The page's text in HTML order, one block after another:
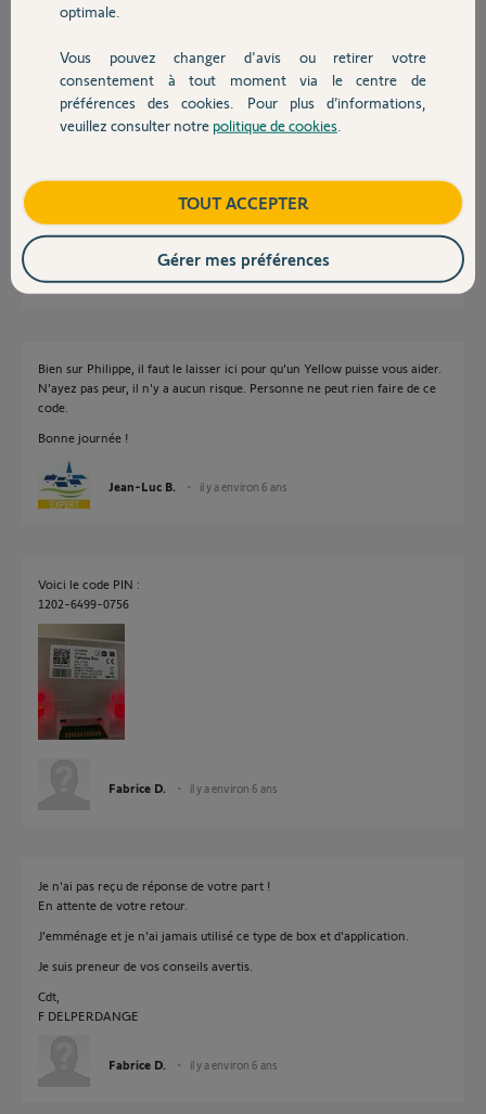
Devis avec un pro
Contact
Bonjour Fabrice
Bonne journée !
Jean-Luc B. il y a environ 6 ans
vous voulez que je vous donne le code PIN de ma box ?
Fabrice D. il y a environ 6 ans
Bien sur Philippe, il faut le laisser ici pour qu'un Yellow puisse vous aider.
N'ayez pas peur, il n'y a aucun risque. Personne ne peut rien faire de ce
code.
Bonne journée !
Jean-Luc B. il y a environ 6 ans
Voici le code PIN :
1202-6499-0756
Fabrice D. il y a environ 6 ans
Je n'ai pas reçu de réponse de votre part !
En attente de votre retour.
J'emménage et je n'ai jamais utilisé ce type de box et d'application.
Je suis preneur de vos conseils avertis.
Cdt,
F DELPERDANGE
Fabrice D. il y a environ 6 ans
optimale.
Vous pouvez changer d'avis ou retirer votre
consentement à tout moment via le centre de
préférences des cookies. Pour plus d’informations,
veuillez consulter notre politique de cookies
TOUT ACCEPTER
Gérer mes préférences